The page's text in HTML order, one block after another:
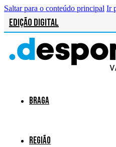
Saltar para o conteúdo principal Ir
Edição Digital
Braga
Região